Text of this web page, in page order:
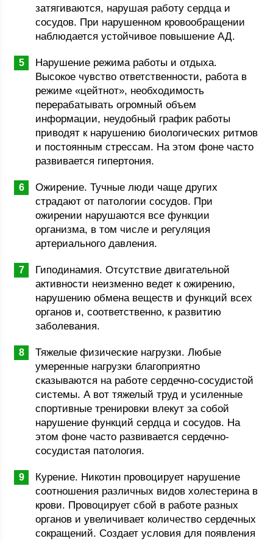
затягиваются, нарушая работу сердца и
сосудов. При нарушенном кровообращении
наблюдается устойчивое повышение АД.
Нарушение режима работы и отдыха.
Высокое чувство ответственности, работа в
режиме «цейтнот», необходимость
перерабатывать огромный объем
информации, неудобный график работы
приводят к нарушению биологических ритмов
и постоянным стрессам. На этом фоне часто
развивается гипертония.
Ожирение. Тучные люди чаще других
страдают от патологии сосудов. При
ожирении нарушаются все функции
организма, в том числе и регуляция
артериального давления.
Гиподинамия. Отсутствие двигательной
активности неизменно ведет к ожирению,
нарушению обмена веществ и функций всех
органов и, соответственно, к развитию
заболевания.
Тяжелые физические нагрузки. Любые
умеренные нагрузки благоприятно
сказываются на работе сердечно-сосудистой
системы. А вот тяжелый труд и усиленные
спортивные тренировки влекут за собой
нарушение функций сердца и сосудов. На
этом фоне часто развивается сердечно-
сосудистая патология.
Курение. Никотин провоцирует нарушение
соотношения различных видов холестерина в
крови. Провоцирует сбой в работе разных
органов и увеличивает количество сердечных
сокращений. Создает условия для появления